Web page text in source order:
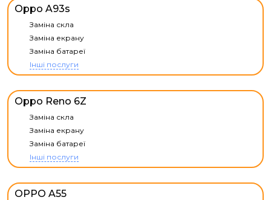
Oppo A93s
Заміна скла
Заміна екрану
Заміна батареї
Інші послуги
Oppo Reno 6Z
Заміна скла
Заміна екрану
Заміна батареї
Інші послуги
OPPO A55